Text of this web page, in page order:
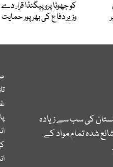
کو جھوٹا پروپیگنڈا قرار دے
وزیر دفاع کی بھرپور حمایت
کی سب سے زیادہ
شدہ تمام مواد کے